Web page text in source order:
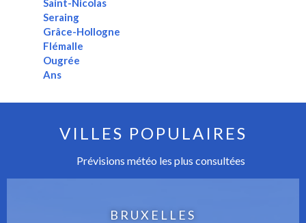
Saint-Nicolas
Seraing
Grâce-Hollogne
Flémalle
Ougrée
Ans
VILLES POPULAIRES
Prévisions météo les plus consultées
BRUXELLES